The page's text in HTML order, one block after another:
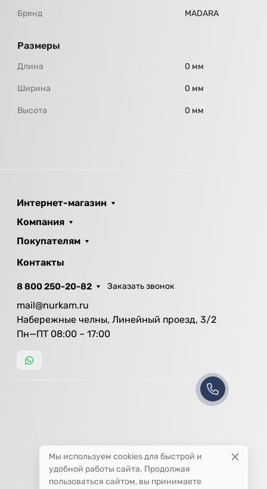
Бренд МАDARA
Размеры
Длина 0 мм
Ширина 0 мм
Высота 0 мм
Интернет-магазин
Компания
Покупателям
Контакты
8 800 250-20-82 Заказать звонок
mail@nurkam.ru
Набережные челны, Линейный проезд, 3/2
Пн—ПТ 08:00 – 17:00
Мы используем cookies для быстрой и
удобной работы сайта. Продолжая
пользоваться сайтом, вы принимаете